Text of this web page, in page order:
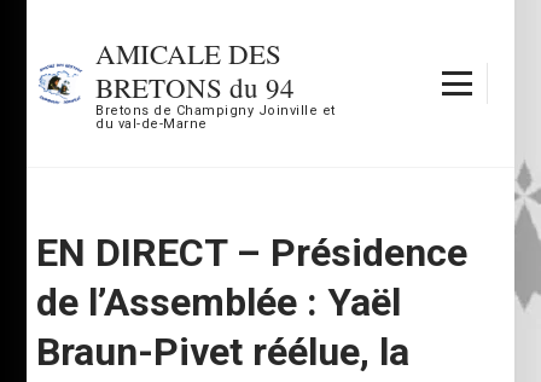
contenu
(Pressez
AMICALE DES
BRETONS du 94
Bretons de Champigny Joinville et
du val-de-Marne
EN DIRECT – Présidence
de l’Assemblée : Yaël
Braun-Pivet réélue, la